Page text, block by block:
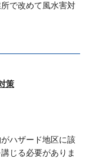
で改めて風水害対
策
ハザード地区に該
じる必要がありま